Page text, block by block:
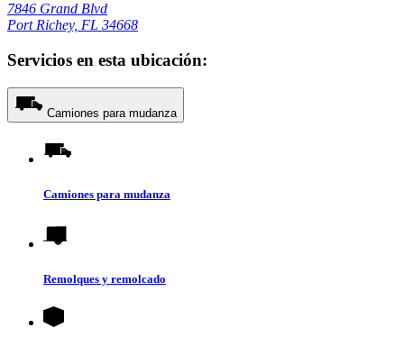
7846 Grand Blvd
Port Richey, FL 34668
Servicios en esta ubicación:
Camiones para mudanza
Camiones para mudanza
Remolques y remolcado